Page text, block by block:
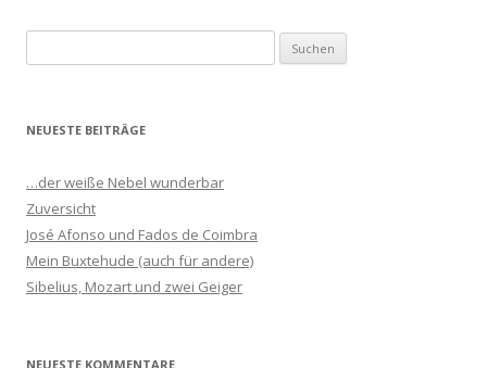
u
h
n
a
c
h
NEUESTE BEITRÄGE
…der weiße Nebel wunderbar
Zuversicht
José Afonso und Fados de Coimbra
Mein Buxtehude (auch für andere)
Sibelius, Mozart und zwei Geiger
NEUESTE KOMMENTARE